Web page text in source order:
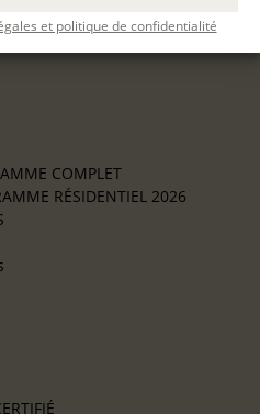
et politique de confidentialité
COMPLET
RÉSIDENTIEL 2026